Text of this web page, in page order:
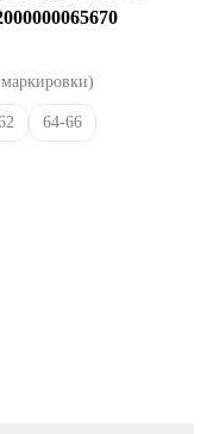
64-66